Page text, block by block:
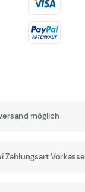
möglich
Zahlungsart Vorkasse